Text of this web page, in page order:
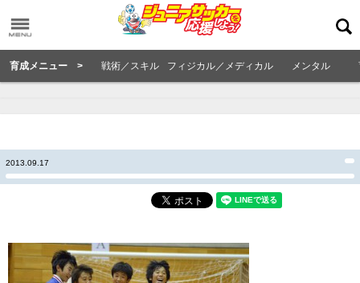
育成メニュー > 戦術／スキル フィジカル／メディカル メンタル
2013.09.17